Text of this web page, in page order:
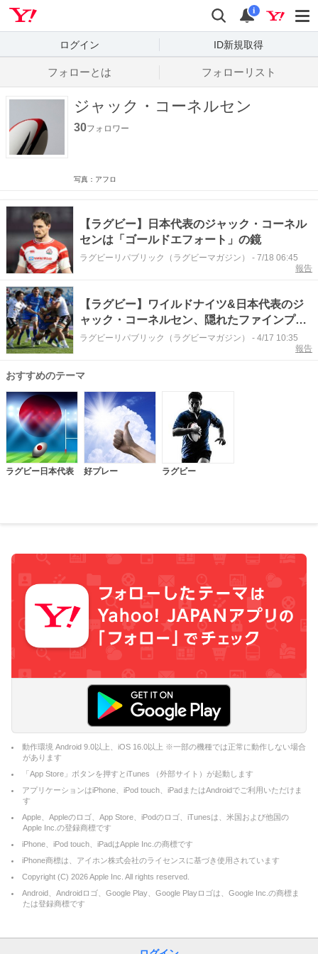
検索
通知
i
ログイン ID新規取得
フォローとは フォローリスト
ジャック・コーネルセン
30フォロワー
写真：アフロ
【ラグビー】日本代表のジャック・コーネル
センは「ゴールドエフォート」の鏡
ラグビーリパブリック（ラグビーマガジン） - 7/18 06:45
報告
【ラグビー】ワイルドナイツ&日本代表のジ
ャック・コーネルセン、隠れたファインプレ
ーを自ら解説。
ラグビーリパブリック（ラグビーマガジン） - 4/17 10:35
報告
おすすめのテーマ
ラグビー日本代表 好プレー ラグビー
動作環境 Android 9.0以上、iOS 16.0以上 ※一部の機種では正常に動作しない場合
があります
「App Store」ボタンを押すとiTunes （外部サイト）が起動します
アプリケーションはiPhone、iPod touch、iPadまたはAndroidでご利用いただけま
す
Apple、Appleのロゴ、App Store、iPodのロゴ、iTunesは、米国および他国の
Apple Inc.の登録商標です
iPhone、iPod touch、iPadはApple Inc.の商標です
iPhone商標は、アイホン株式会社のライセンスに基づき使用されています
Copyright (C) 2026Apple Inc. All rights reserved.
Android、Androidロゴ、Google Play、Google Playロゴは、Google Inc.の商標ま
たは登録商標です